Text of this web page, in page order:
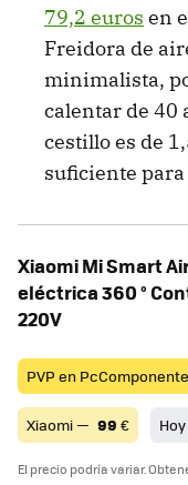
79,2 euros en
Freidora de
minimalista,
calentar de 40
cestillo es de
suficiente
Xiaomi Mi Smart
eléctrica 360 °
220V
PVP en
Xiaomi — 99 €
El precio podría variar.